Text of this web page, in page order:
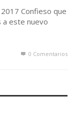
Confieso que
a este nuevo
0 Comentarios